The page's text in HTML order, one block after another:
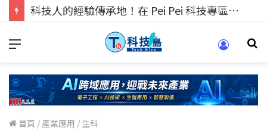
科技人的經驗傳承地！在 Pei Pei 科技專區，與學弟妹交流最硬核的技術
首頁 / 產業應用 / 生科